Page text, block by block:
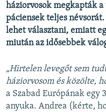
Valamennyi RFE/RL
háziorvosok megkapták
páciensek teljes
lehet választani, emiatt
miután az idősebbek
„Hirtelen levegőt sem
háziorvosom és közölte,
a Szabad Európának egy
anyuka. Andrea (kérte,